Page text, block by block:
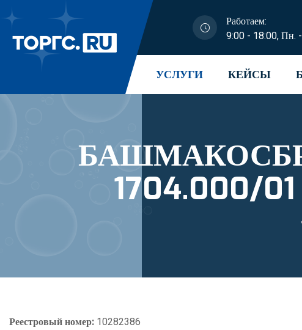
Работаем:
9:00 - 18:00, Пн.
УСЛУГИ КЕЙСЫ
1704.000/01
Реестровый номер: 10282386